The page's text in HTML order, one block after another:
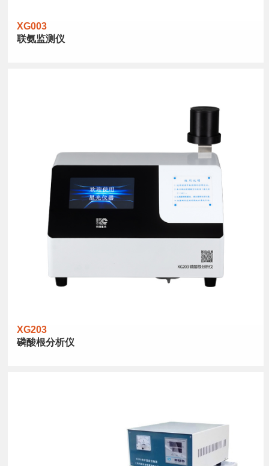
XG003
联氨监测仪
XG203
磷酸根分析仪